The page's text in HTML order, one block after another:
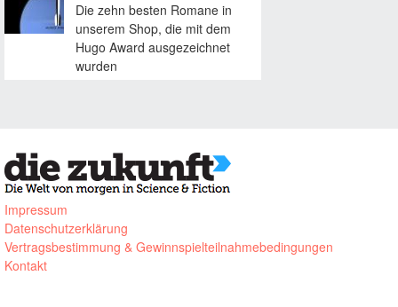
Die zehn besten Romane in
unserem Shop, die mit dem
Hugo Award ausgezeichnet
wurden
Impressum
Datenschutzerklärung
Vertragsbestimmung & Gewinnspielteilnahmebedingungen
Kontakt